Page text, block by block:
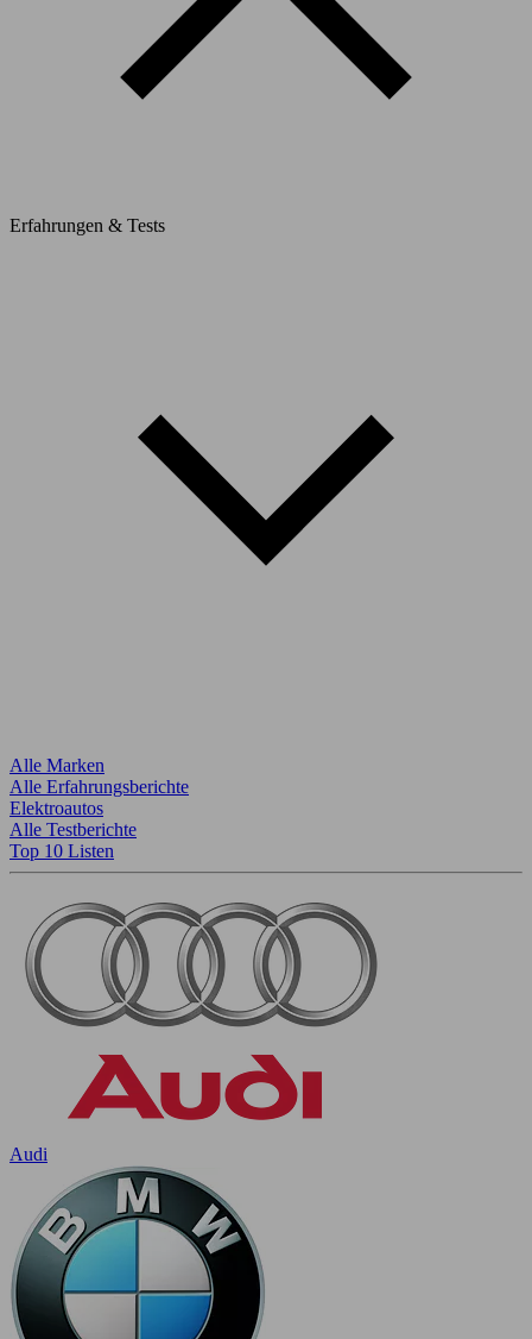
Erfahrungen & Tests
Alle Marken
Alle Erfahrungsberichte
Elektroautos
Alle Testberichte
Top 10 Listen
Audi